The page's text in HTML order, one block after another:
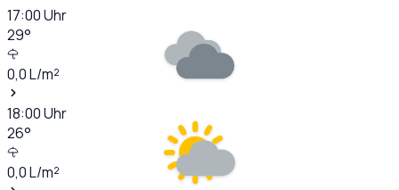
17:00Uhr
29°
0,0L/m²
18:00Uhr
26°
0,0L/m²